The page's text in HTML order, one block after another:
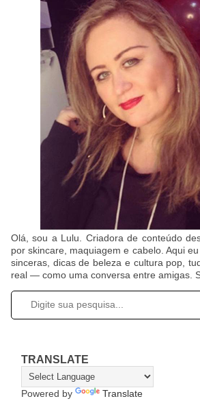
Olá, sou a Lulu. Criadora de conteúdo
por skincare, maquiagem e cabelo. Aqui
sinceras, dicas de beleza e cultura pop,
real — como uma conversa entre amigas.
TRANSLATE
Powered by Translate